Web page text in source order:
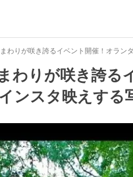
わりが咲き誇るイベント開催！オラン
わりが咲き誇る
ンスタ映えする